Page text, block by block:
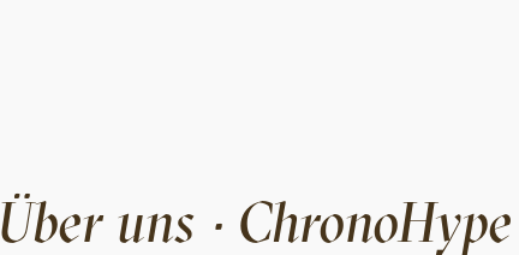
Über uns · ChronoHype